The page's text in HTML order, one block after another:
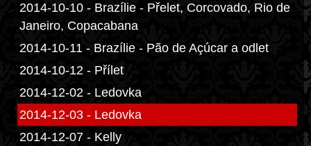
2014-10-10 - Brazílie - Přelet, Corcovado, Rio de
Janeiro, Copacabana
2014-10-11 - Brazílie - Pão de Açúcar a odlet
2014-10-12 - Přílet
2014-12-02 - Ledovka
2014-12-03 - Ledovka
2014-12-07 - Kelly